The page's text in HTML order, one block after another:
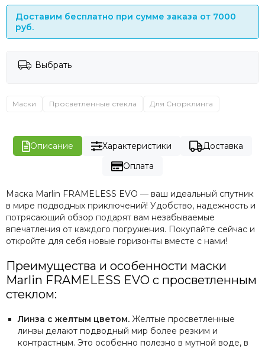
Доставим бесплатно при сумме заказа от 7000
руб.
Выбрать
Маски Просветленные стекла Для Снорклинга
Описание Характеристики
Доставка
Оплата
Маска Marlin FRAMELESS EVO — ваш идеальный спутник
в мире подводных приключений! Удобство, надежность и
потрясающий обзор подарят вам незабываемые
впечатления от каждого погружения. Покупайте сейчас и
откройте для себя новые горизонты вместе с нами!
Преимущества и особенности маски
Marlin FRAMELESS EVO с просветленным
стеклом:
Линза с желтым цветом. Желтые просветленные
линзы делают подводный мир более резким и
контрастным. Это особенно полезно в мутной воде, в